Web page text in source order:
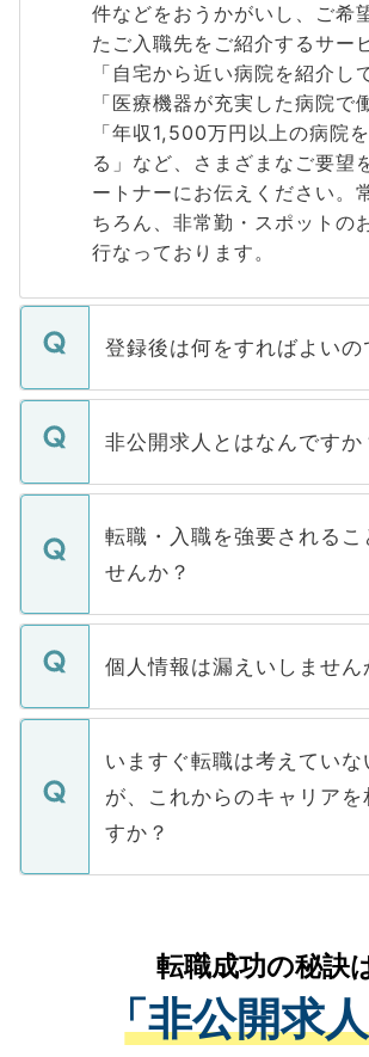
件などをおうかがいし、ご希
たご入職先をご紹介するサー
「自宅から近い病院を紹介し
「医療機器が充実した病院で
「年収1,500万円以上の病院
る」など、さまざまなご要望
ートナーにお伝えください。
ちろん、非常勤・スポットの
行なっております。
登録後は何をすればよいの
ご登録いただきましたら、弊
登録内容を確認し、その後メ
ます。通常、5営業日以内に
いただきますので、しばらく
非公開求人とはなんですか
マイナビDOCTORで取り扱
うち約3割は、Webサイトか
けない「非公開求人」です。
下記の理由によって、一般に
ません。
■応募殺到を避けるため 人気
関を公にしてしまうと、応募
に、医療機関が求める条件に
みを人材紹介会社に依頼する
ています。
転職・入職を強要されるこ
せんか？
転職・入職を強要することは
ん。また、仮に応募先から内
定を承諾する必要はありませ
の辞退の連絡はキャリアパー
個人情報は漏えいしません
個人情報が漏えいすることは
で、ご安心ください。当サイ
などで収集したご登録者様の
ご本人のキャリアアップおよ
支援を目的に使用いたします
ているすべての個人データは
は、個人情報の取り扱いにつ
管理基準を満たした事業者の
る、プライバシーマークを取
いますぐ転職は考えていな
が、これからのキャリアを
すか？
かがいして、現在の医療機関
経験をまじえながら、適切な
させていただきます。すぐに
ない方には、長期的なサポー
転職成功の秘訣
「非公開求人